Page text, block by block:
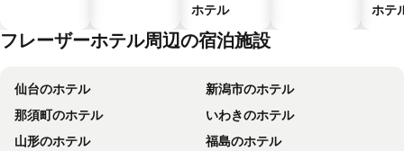
ホテル
ホテ
フレーザーホテル周辺の宿泊施設
仙台のホテル
新潟市のホテル
那須町のホテル
いわきのホテル
山形のホテル
福島のホテル